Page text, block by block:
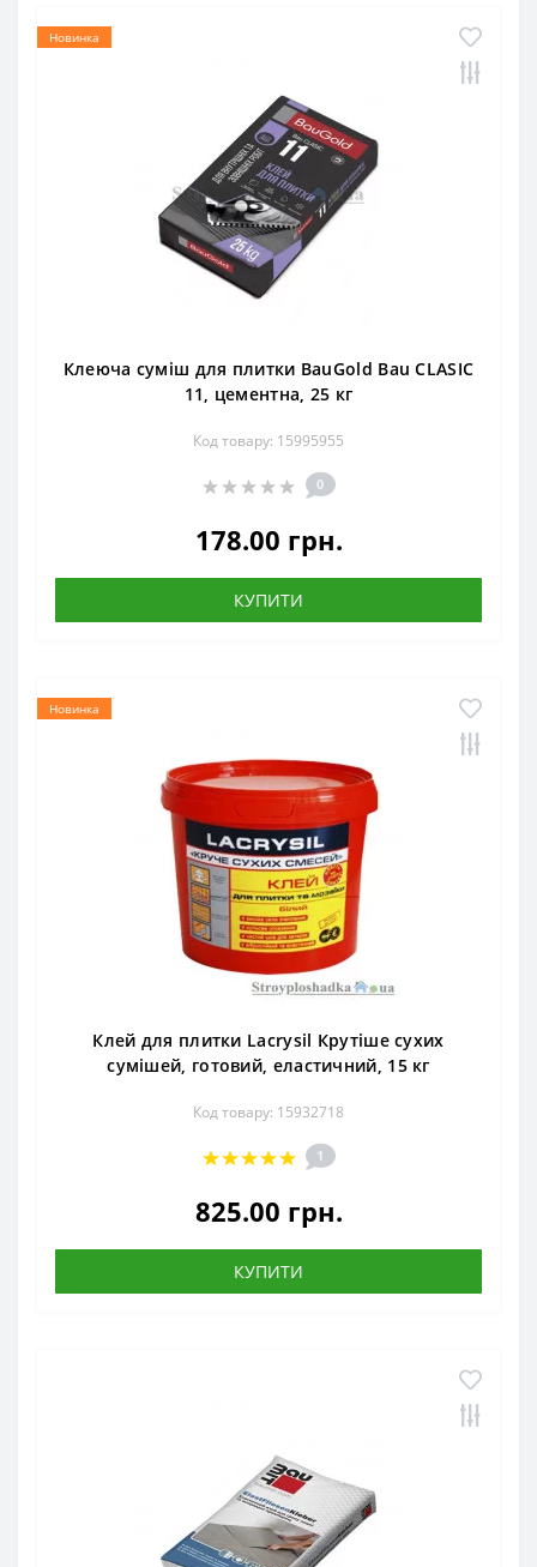
Новинка
Клеюча суміш для плитки BauGold Bau CLASIC
11, цементна, 25 кг
Код товару: 15995955
0
178.00 грн.
КУПИТИ
Новинка
Клей для плитки Lacrysil Крутіше сухих
сумішей, готовий, еластичний, 15 кг
Код товару: 15932718
1
825.00 грн.
КУПИТИ